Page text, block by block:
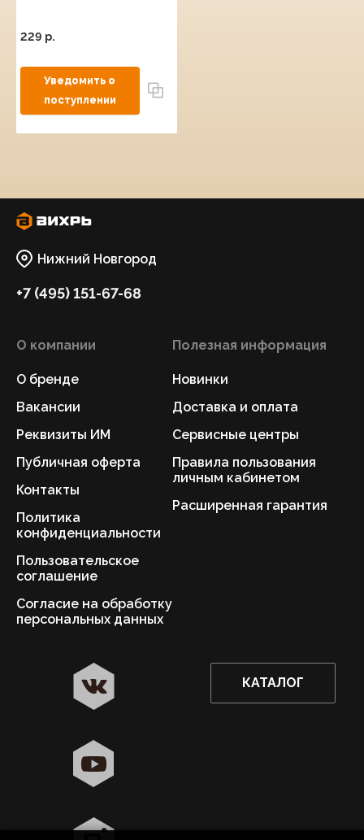
Да
229 p.
Нижний Новгород
+7 (495) 151-67-68
О компании
О бренде
Вакансии
Реквизиты ИМ
Публичная оферта
Контакты
Политика
конфиденциальности
Пользовательское
соглашение
Согласие на обработку
персональных данных
Полезная информация
Новинки
Доставка и оплата
Сервисные центры
Правила пользования
личным кабинетом
Расширенная гарантия
КАТАЛОГ